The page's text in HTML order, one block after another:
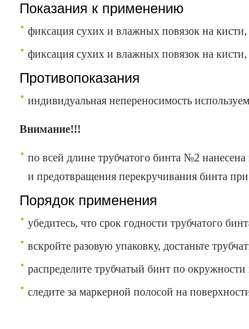
Показания к применению
фиксация сухих и влажных повязок на кисти,
фиксация сухих и влажных повязок на кисти,
Противопоказания
индивидуальная непереносимость
Внимание!!!
по всей длине трубчатого бинта №2
и предотвращения перекручивания бинта
Порядок применения
убедитесь, что срок годности трубчатого
вскройте разовую упаковку, достаньте
распределите трубчатый бинт по
следите за маркерной полосой на